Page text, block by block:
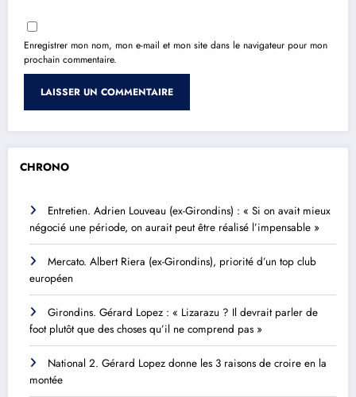
Enregistrer mon nom, mon e-mail et mon site dans le navigateur pour mon
prochain commentaire.
CHRONO
Entretien. Adrien Louveau (ex-Girondins) : « Si on avait mieux
négocié une période, on aurait peut être réalisé l’impensable »
Mercato. Albert Riera (ex-Girondins), priorité d’un top club
européen
Girondins. Gérard Lopez : « Lizarazu ? Il devrait parler de
foot plutôt que des choses qu’il ne comprend pas »
National 2. Gérard Lopez donne les 3 raisons de croire en la
montée